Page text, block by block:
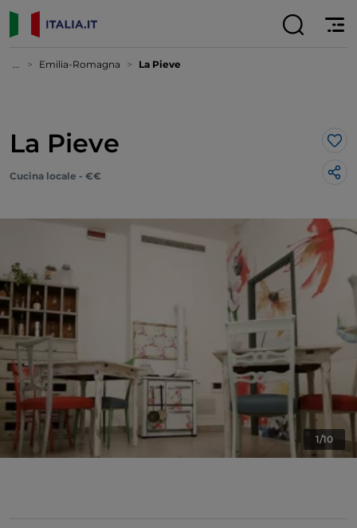
... Emilia-Romagna La Pieve
La Pieve
Cucina locale - €€
1/10